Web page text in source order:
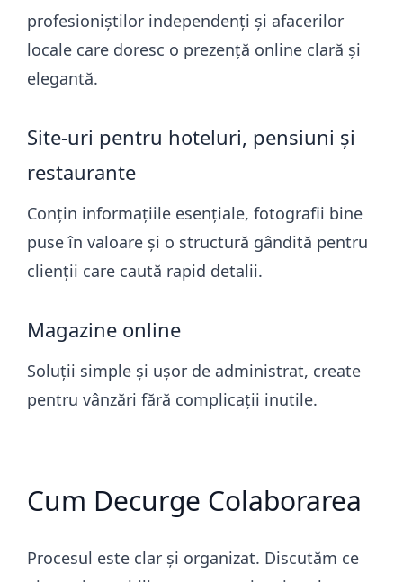
profesioniștilor independenți și afacerilor
locale care doresc o prezență online clară și
elegantă.
Site-uri pentru hoteluri, pensiuni și
restaurante
Conțin informațiile esențiale, fotografii bine
puse în valoare și o structură gândită pentru
clienții care caută rapid detalii.
Magazine online
Soluții simple și ușor de administrat, create
pentru vânzări fără complicații inutile.
Cum Decurge Colaborarea
Procesul este clar și organizat. Discutăm ce